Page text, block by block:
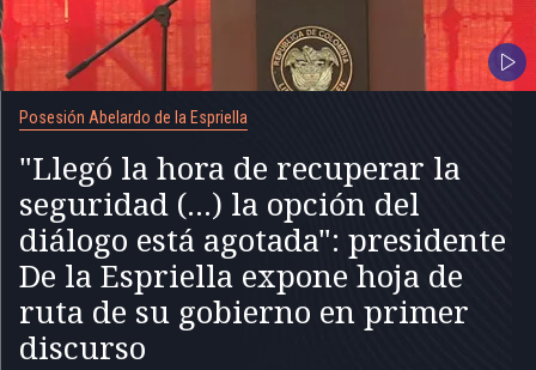
Posesión Abelardo de la Espriella
"Llegó la hora de recuperar la
seguridad (...) la opción del
diálogo está agotada": presidente
De la Espriella expone hoja de
ruta de su gobierno en primer
discurso